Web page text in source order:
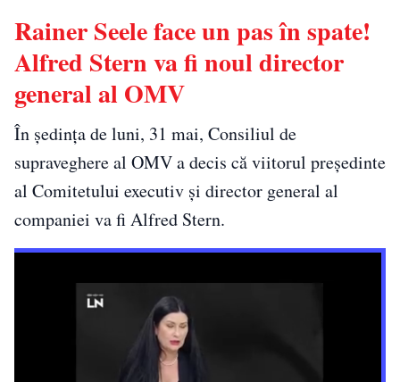
Rainer Seele face un pas în spate!
Alfred Stern va fi noul director
general al OMV
În şedinţa de luni, 31 mai, Consiliul de
supraveghere al OMV a decis că viitorul preşedinte
al Comitetului executiv şi director general al
companiei va fi Alfred Stern.